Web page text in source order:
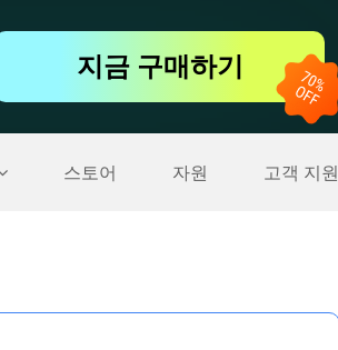
지금 구매하기
스토어 자원 고객 지원
더 많은 제품